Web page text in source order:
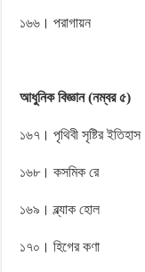
১৬৬। পরাগায়ন
আধুনিক বিজ্ঞান (নম্বর ৫)
১৬৭। পৃথিবী সৃষ্টির ইতিহাস
১৬৮। কসমিক রে
১৬৯। ব্ল্যাক হোল
১৭০। হিগের কণা